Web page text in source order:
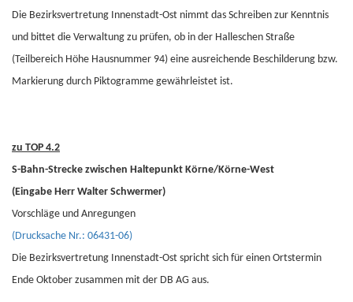
Die Bezirksvertretung Innenstadt-Ost nimmt das Schreiben zur Kenntnis
und bittet die Verwaltung zu prüfen, ob in der Halleschen Straße
(Teilbereich Höhe Hausnummer 94) eine ausreichende Beschilderung bzw.
Markierung durch Piktogramme gewährleistet ist.
zu TOP 4.2
S-Bahn-Strecke zwischen Haltepunkt Körne/Körne-West
(Eingabe Herr Walter Schwermer)
Vorschläge und Anregungen
(Drucksache Nr.: 06431-06)
Die Bezirksvertretung Innenstadt-Ost spricht sich für einen Ortstermin
Ende Oktober zusammen mit der DB AG aus.